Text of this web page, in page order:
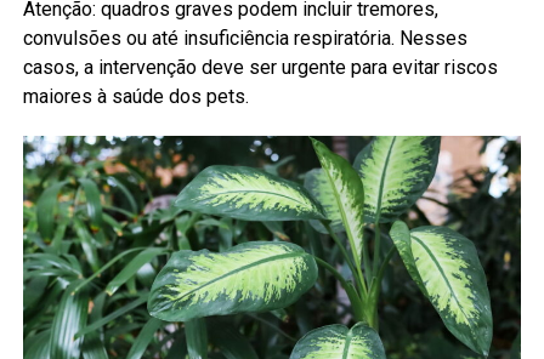
Atenção: quadros graves podem incluir tremores,
convulsões ou até insuficiência respiratória. Nesses
casos, a intervenção deve ser urgente para evitar riscos
maiores à saúde dos pets.